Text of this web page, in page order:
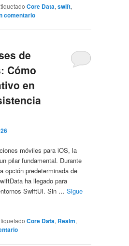
Core Data,swift,
comentario
de
Cómo
en
móviles para iOS, la
pilar fundamental. Durante
opción predeterminada de
ha llegado para
SwiftUI. Sin …Sigue
Core Data, Realm,